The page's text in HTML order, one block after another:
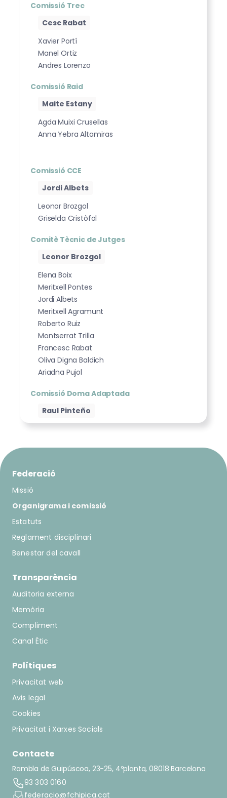
Comissió Trec
Cesc Rabat
Xavier Portí
Manel Ortiz
Andres Lorenzo
Comissió Raid
Maite Estany
Agda Muixi Crusellas
Anna Yebra Altamiras
Comissió CCE
Jordi Albets
Leonor Brozgol
Griselda Cristòfol
Comitè Tècnic de Jutges
Leonor Brozgol
Elena Boix
Meritxell Pontes
Jordi Albets
Meritxell Agramunt
Roberto Ruiz
Montserrat Trilla
Francesc Rabat
Oliva Digna Baldich
Ariadna Pujol
Comissió Doma Adaptada
Raul Pinteño
Federació
Missió
Organigrama i comissió
Estatuts
Reglament disciplinari
Benestar del cavall
Transparència
Auditoria externa
Memòria
Compliment
Canal Ètic
Polítiques
Privacitat web
Avis legal
Cookies
Privacitat i Xarxes Socials
Contacte
Rambla de Guipúscoa, 23-25, 4ºplanta, 08018 Barcelona
93 303 0160
federacio@fchipica.cat